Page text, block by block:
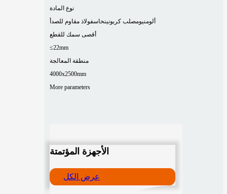
نوع المادة
ألومنيومصلب كربونينحاسفولاذ مقاوم للصدأ
أقصى سمك للقطع
≤22mm
منطقة المعالجة
4000x2500mm
More parameters
الأجهزة المؤتمتة
عرض الكل